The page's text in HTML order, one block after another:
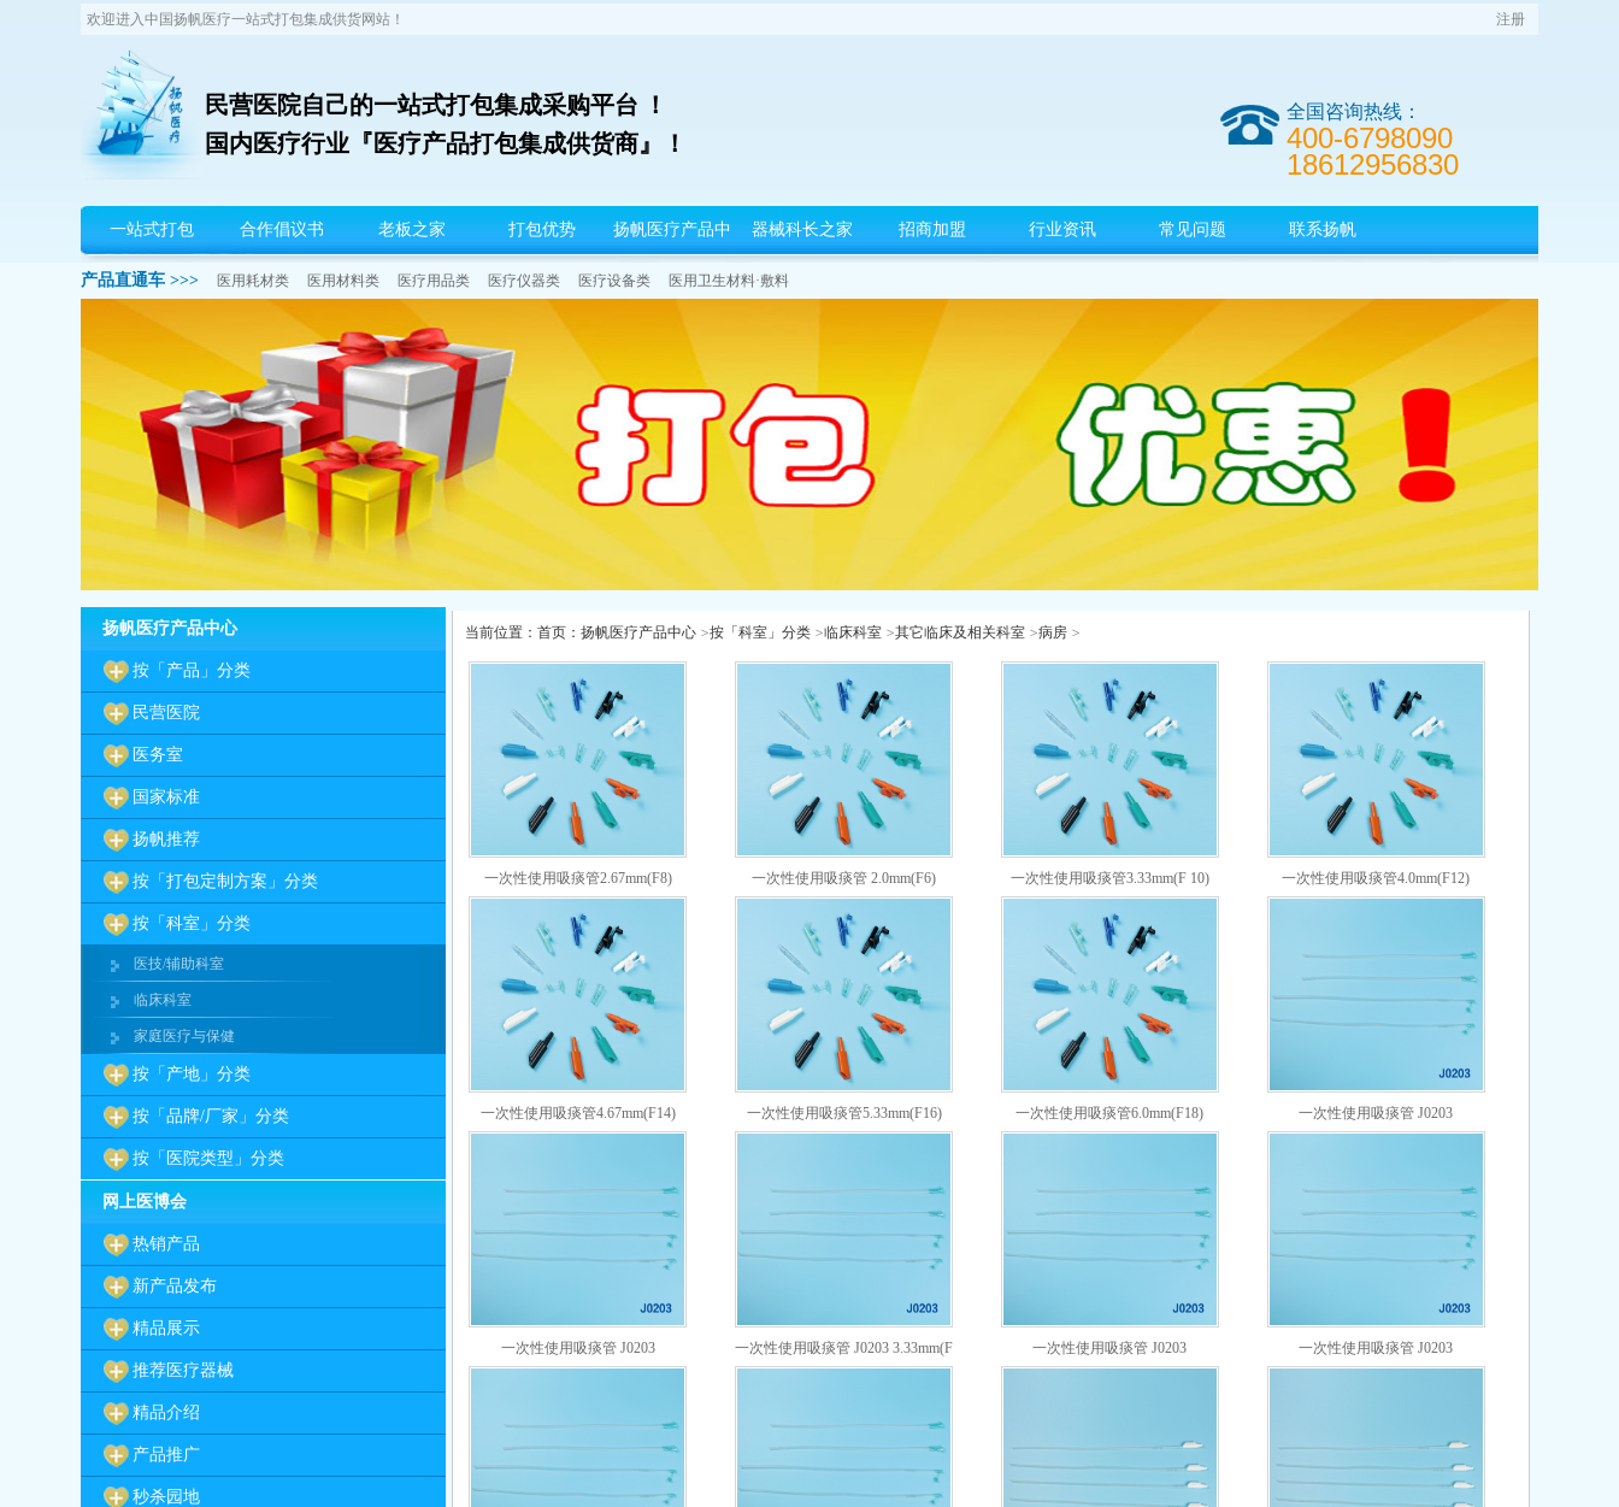
欢迎进入中国扬帆医疗一站式打包集成供货网站！ 注册
全国咨询热线：
400-6798090
18612956830
民营医院自己的一站式打包集成采购平台 ！
国内医疗行业『医疗产品打包集成供货商』！
一站式打包 合作倡议书 老板之家 打包优势 扬帆医疗产品中
心
器械科长之家 招商加盟 行业资讯 常见问题 联系扬帆
产品直通车 >>> 医用耗材类 医用材料类 医疗用品类 医疗仪器类 医疗设备类 医用卫生材料·敷料
扬帆医疗产品中心
按「产品」分类
民营医院
医务室
国家标准
扬帆推荐
按「打包定制方案」分类
按「科室」分类
医技/辅助科室
临床科室
家庭医疗与保健
按「产地」分类
按「品牌/厂家」分类
按「医院类型」分类
网上医博会
热销产品
新产品发布
精品展示
推荐医疗器械
精品介绍
产品推广
秒杀园地
当前位置： 首页： 扬帆医疗产品中心 >按「科室」分类 >临床科室 >其它临床及相关科室 >病房 >
一次性使用吸痰管2.67mm(F8) 一次性使用吸痰管 2.0mm(F6) 一次性使用吸痰管3.33mm(F 10) 一次性使用吸痰管4.0mm(F12)
一次性使用吸痰管4.67mm(F14) 一次性使用吸痰管5.33mm(F16) 一次性使用吸痰管6.0mm(F18) 一次性使用吸痰管 J0203
一次性使用吸痰管 J0203 一次性使用吸痰管 J0203 3.33mm(F 一次性使用吸痰管 J0203 一次性使用吸痰管 J0203